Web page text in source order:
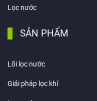
Lọc nước
SẢN PHẨM
Lõi lọc nước
Giải pháp lọc khí